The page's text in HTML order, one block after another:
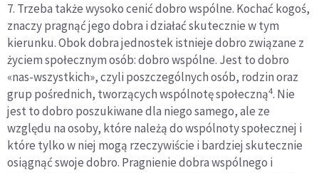
7. Trzeba także wysoko cenić dobro wspólne. Kochać kogoś,
znaczy pragnąć jego dobra i działać skutecznie w tym
kierunku. Obok dobra jednostek istnieje dobro związane z
życiem społecznym osób: dobro wspólne. Jest to dobro
«nas-wszystkich», czyli poszczególnych osób, rodzin oraz
grup pośrednich, tworzących wspólnotę społeczną4. Nie
jest to dobro poszukiwane dla niego samego, ale ze
względu na osoby, które należą do wspólnoty społecznej i
które tylko w niej mogą rzeczywiście i bardziej skutecznie
osiągnąć swoje dobro. Pragnienie dobra wspólnego i